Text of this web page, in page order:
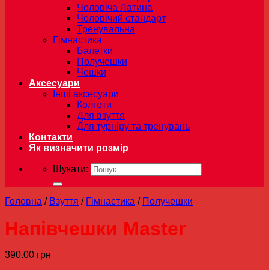
Чоловіча Латина
Чоловічий стандарт
Тренувальна
Гімнастика
Балетки
Получешки
Чешки
Аксесуари
Інші аксесуари
Колготи
Для взуття
Для турніру та тренувань
Контакти
Як визначити розмір
Шукати:
Головна / Взуття / Гімнастика / Получешки
Напівчешки Master
390.00 грн